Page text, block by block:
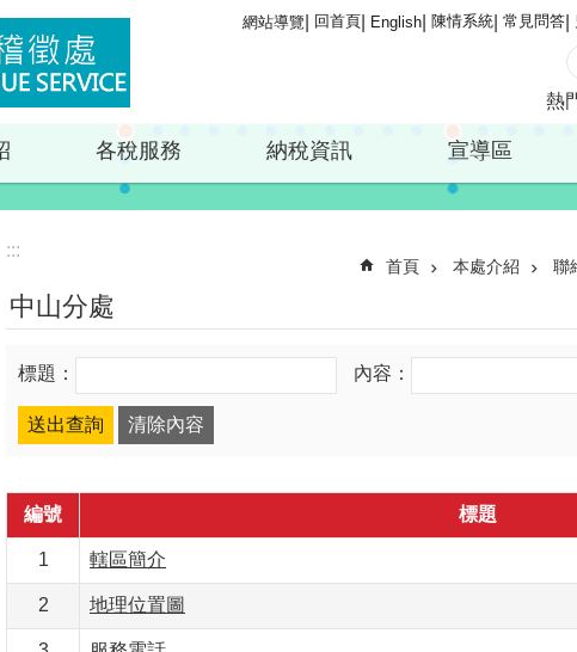
網站導覽 回首頁 English 陳情系統 常見問答
熱
各稅服務 納稅資訊 宣導區
:::
首頁 本處介紹 聯
中山分處
標題： 內容：
編號 標題
1 轄區簡介
2 地理位置圖